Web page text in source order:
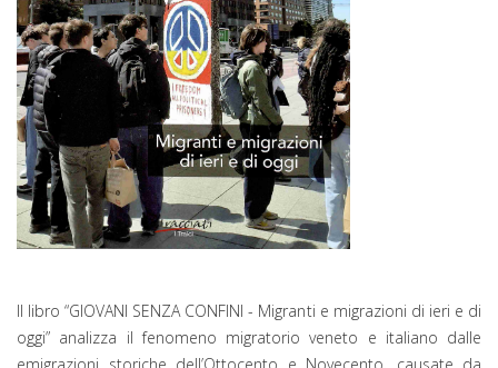
Il libro “GIOVANI SENZA CONFINI - Migranti e migrazioni di ieri e di
oggi” analizza il fenomeno migratorio veneto e italiano dalle